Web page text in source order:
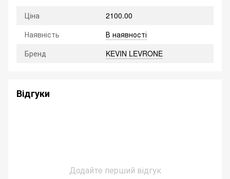
Ціна
2100.00
Наявність
В наявності
Бренд
KEVIN LEVRONE
Відгуки
Додайте перший відгук